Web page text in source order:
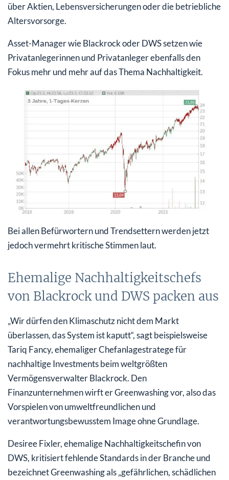
über Aktien, Lebensversicherungen oder die betriebliche
Altersvorsorge.
Asset-Manager wie Blackrock oder DWS setzen wie
Privatanlegerinnen und Privatanleger ebenfalls den
Fokus mehr und mehr auf das Thema Nachhaltigkeit.
Bei allen Befürwortern und Trendsettern werden jetzt
jedoch vermehrt kritische Stimmen laut.
Ehemalige Nachhaltigkeitschefs
von Blackrock und DWS packen aus
„Wir dürfen den Klimaschutz nicht dem Markt
überlassen, das System ist kaputt“, sagt beispielsweise
Tariq Fancy, ehemaliger Chefanlagestratege für
nachhaltige Investments beim weltgrößten
Vermögensverwalter Blackrock. Den
Finanzunternehmen wirft er Greenwashing vor, also das
Vorspielen von umweltfreundlichen und
verantwortungsbewusstem Image ohne Grundlage.
Desiree Fixler, ehemalige Nachhaltigkeitschefin von
DWS, kritisiert fehlende Standards in der Branche und
bezeichnet Greenwashing als „gefährlichen, schädlichen